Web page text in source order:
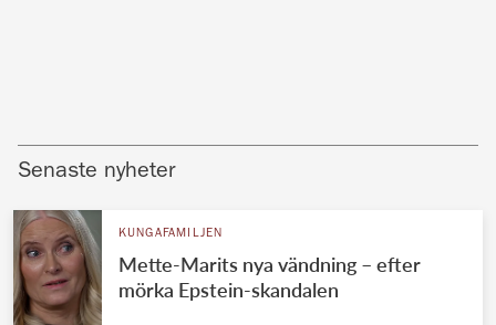
Senaste nyheter
KUNGAFAMILJEN
Mette-Marits nya vändning – efter
mörka Epstein-skandalen